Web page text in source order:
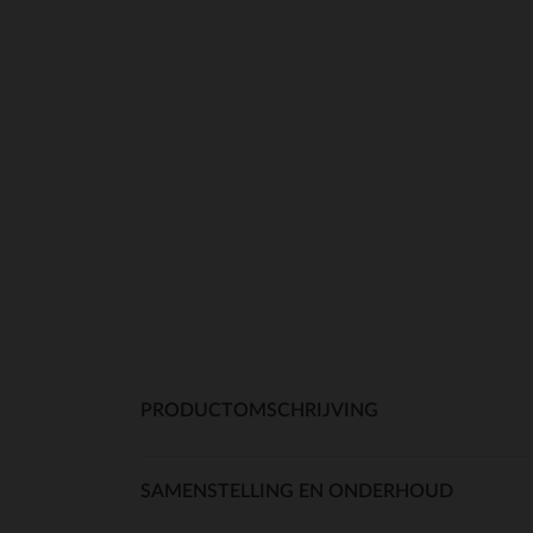
PRODUCTOMSCHRIJVING
SAMENSTELLING EN ONDERHOUD